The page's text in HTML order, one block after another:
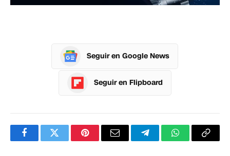
Seguir en Google News
Seguir en Flipboard
FacebookTwitterPinterestCorreoTelegramWhatsApp